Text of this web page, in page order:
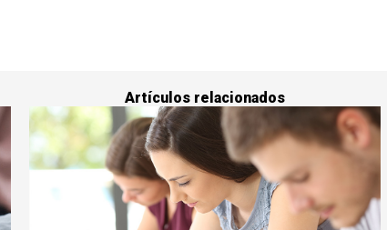
Artículos relacionados